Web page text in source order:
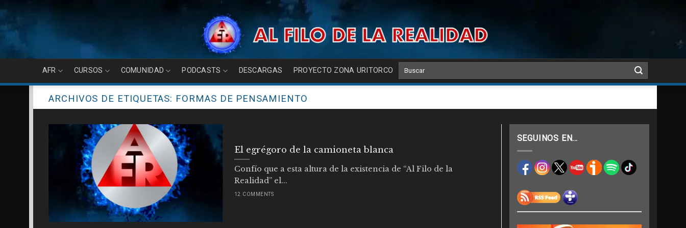
content
AFR CURSOS COMUNIDAD PODCASTS DESCARGAS PROYECTO ZONA URITORCO
ARCHIVOS DE ETIQUETAS: FORMAS DE PENSAMIENTO
El egrégoro de la camioneta blanca
Confío que a esta altura de la existencia de “Al Filo de la
Realidad” el...
12 COMMENTS
SEGUINOS EN…